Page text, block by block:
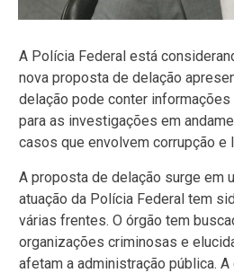
A Polícia Federal está
nova proposta de delação
delação pode conter
para as investigações em
casos que envolvem corrupção e
A proposta de delação surge em
atuação da Polícia Federal tem
várias frentes. O órgão tem
organizações criminosas e
afetam a administração pública.